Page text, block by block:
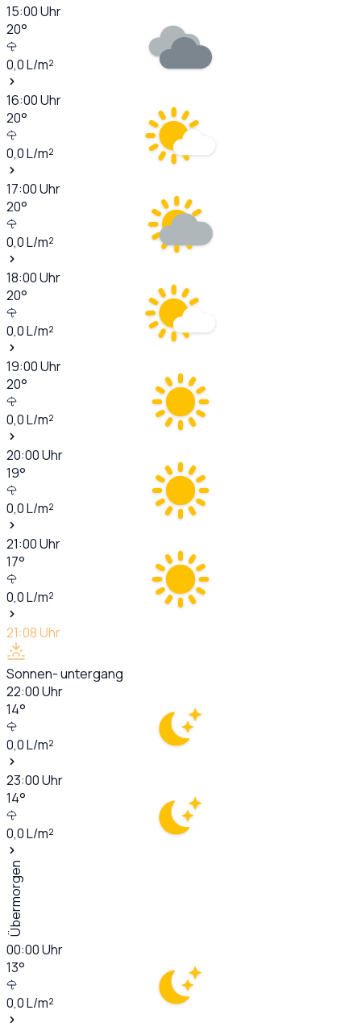
15:00Uhr
20°
0,0L/m²
16:00Uhr
20°
0,0L/m²
17:00Uhr
20°
0,0L/m²
18:00Uhr
20°
0,0L/m²
19:00Uhr
20°
0,0L/m²
20:00Uhr
19°
0,0L/m²
21:00Uhr
17°
0,0L/m²
21:08Uhr
Sonnen- untergang
22:00Uhr
14°
0,0L/m²
23:00Uhr
14°
0,0L/m²
Übermorgen
00:00Uhr
13°
0,0L/m²